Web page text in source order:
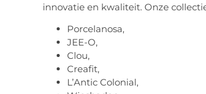
innovatie en kwaliteit. Onze
Porcelanosa,
JEE-O,
Clou,
Creafit,
L’Antic Colonial,